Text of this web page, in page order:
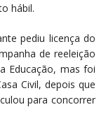
hábil.
pediu licença do
de reeleição
Educação, mas foi
Civil, depois que
para concorrer